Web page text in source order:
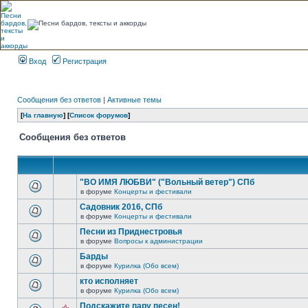
Вход Регистрация
Сообщения без ответов | Активные темы
[На главную] [Список форумов]
Сообщения без ответов
"ВО ИМЯ ЛЮБВИ" ("Вольный ветер") СПб
в форуме Концерты и фестивали
Садовник 2016, СПб
в форуме Концерты и фестивали
Песни из Приднестровья
в форуме Вопросы к администрации
Барды
в форуме Курилка (Обо всем)
кто исполняет
в форуме Курилка (Обо всем)
Подскажите пару песен!